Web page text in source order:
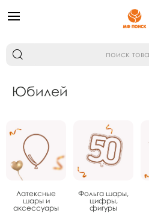
Юбилей
Латексные
шары и
аксессуары
Фольга шары,
цифры,
фигуры